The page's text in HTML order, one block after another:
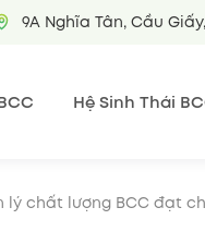
9A Nghĩa Tân, Cầu
Hệ Sinh Thái
chất lượng BCC đạt